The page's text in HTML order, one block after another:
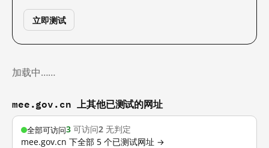
立即测试
加载中……
mee.gov.cn 上其他已测试的网址
全部可访问3 可访问2 无判定
mee.gov.cn 下全部 5 个已测试网址 →